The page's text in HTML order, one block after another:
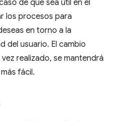
de que sea útil en el
los procesos para
en torno a la
del usuario. El cambio
realizado, se mantendrá
fácil.